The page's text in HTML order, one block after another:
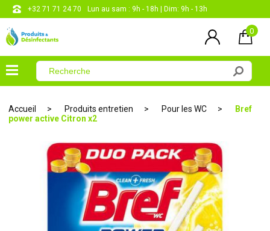
+32 71 71 24 70 Lun au sam : 9h - 18h | Dim: 9h - 13h
0
×
Désinfectants
Accueil Produits entretien Pour les WC
Bref
power active Citron x2